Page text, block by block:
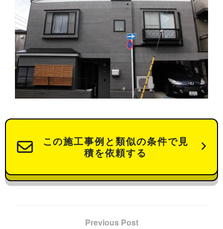
この施工事例と類似の条件で見
積を依頼する
Previous Post